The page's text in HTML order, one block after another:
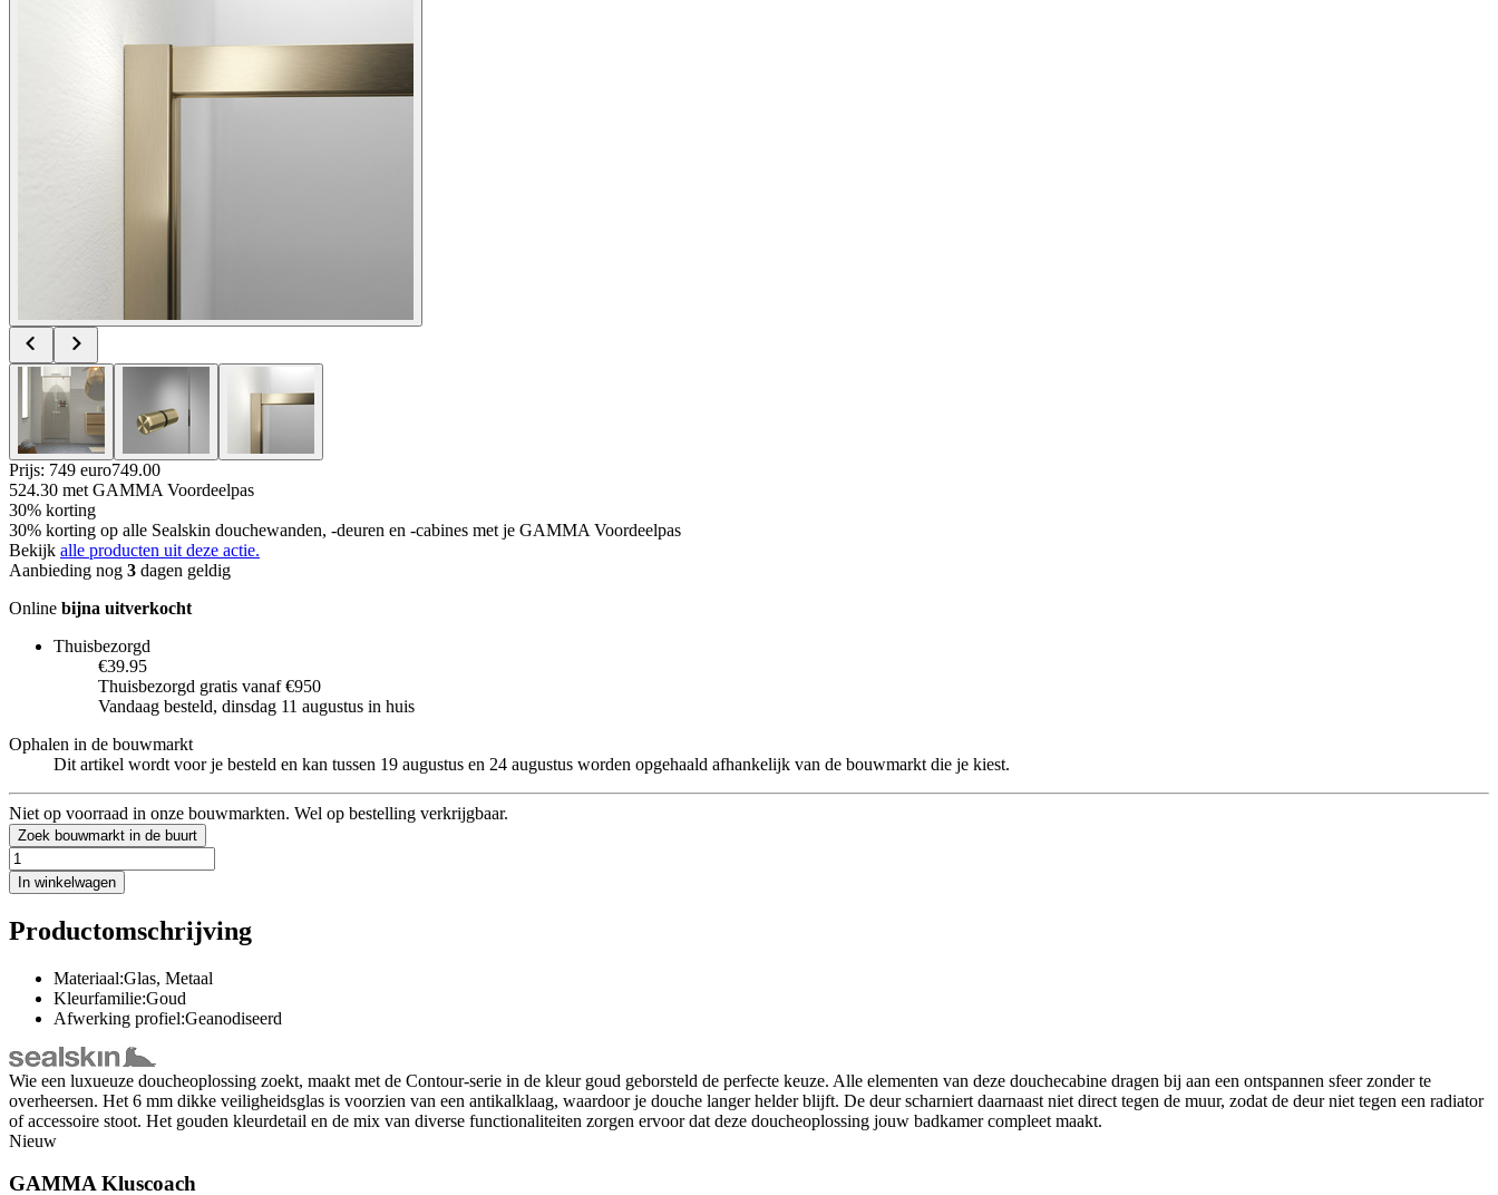
Prijs: 749 euro749.00
524.30 met GAMMA Voordeelpas
30% korting
30% korting op alle Sealskin douchewanden, -deuren en -cabines met je GAMMA Voordeelpas
Bekijk alle producten uit deze actie.
Aanbieding nog 3 dagen geldig
Online bijna uitverkocht
Thuisbezorgd
€39.95
Thuisbezorgd gratis vanaf €950
Vandaag besteld, dinsdag 11 augustus in huis
Ophalen in de bouwmarkt
Dit artikel wordt voor je besteld en kan tussen 19 augustus en 24 augustus worden opgehaald afhankelijk van de bouwmarkt die je kiest.
Niet op voorraad in onze bouwmarkten. Wel op bestelling verkrijgbaar.
Zoek bouwmarkt in de buurt
In winkelwagen
Productomschrijving
Materiaal:Glas, Metaal
Kleurfamilie:Goud
Afwerking profiel:Geanodiseerd
Wie een luxueuze doucheoplossing zoekt, maakt met de Contour-serie in de kleur goud geborsteld de perfecte keuze. Alle elementen van deze douchecabine dragen bij aan een ontspannen sfeer zonder te
overheersen. Het 6 mm dikke veiligheidsglas is voorzien van een antikalklaag, waardoor je douche langer helder blijft. De deur scharniert daarnaast niet direct tegen de muur, zodat de deur niet tegen een radiator
of accessoire stoot. Het gouden kleurdetail en de mix van diverse functionaliteiten zorgen ervoor dat deze doucheoplossing jouw badkamer compleet maakt.
Nieuw
GAMMA Kluscoach